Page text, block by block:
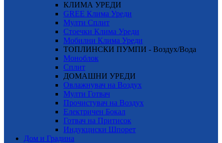
КЛИМА УРЕДИ
GREE Клима Уреди
Мулти Сплит
Стоечки Клима Уреди
Мобилни Клима Уреди
ТОПЛИНСКИ ПУМПИ - Воздух/Вода
Моноблок
Сплит
ДОМАШНИ УРЕДИ
Овлажнувач на Воздух
Мулти Готвач
Прочистувач на Воздух
Електричен Бокал
Готвач на Притисок
Индукциски Шпорет
Дом и Градина